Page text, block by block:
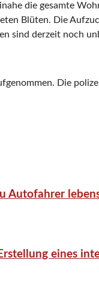
die gesamte
Blüten. Die
sind derzeit noch
Die
Autofahrer
eines